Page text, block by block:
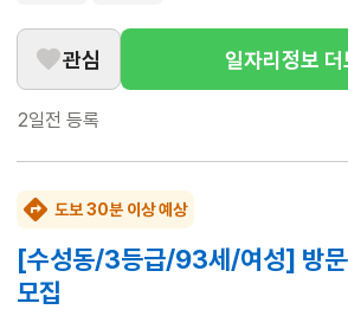
관심 일자리정보 더
2일전 등록
도보 30분 이상 예상
[수성동/3등급/93세/여성] 방문
모집